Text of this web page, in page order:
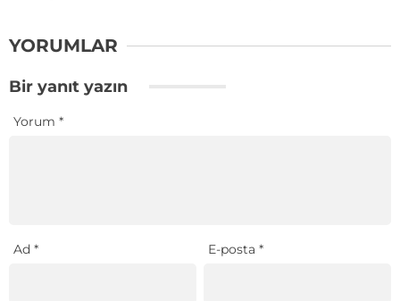
YORUMLAR
Bir yanıt yazın
Yorum *
Ad * E-posta*